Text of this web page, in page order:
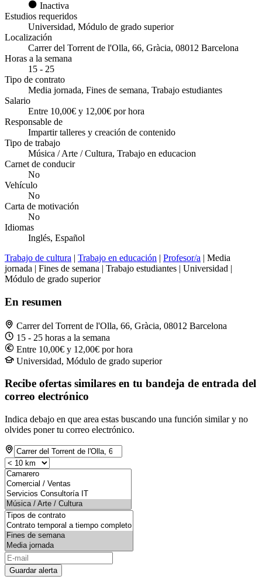
Inactiva
Estudios requeridos
Universidad, Módulo de grado superior
Localización
Carrer del Torrent de l'Olla, 66, Gràcia, 08012 Barcelona
Horas a la semana
15 - 25
Tipo de contrato
Media jornada, Fines de semana, Trabajo estudiantes
Salario
Entre 10,00€ y 12,00€ por hora
Responsable de
Impartir talleres y creación de contenido
Tipo de trabajo
Música / Arte / Cultura, Trabajo en educacion
Carnet de conducir
No
Vehículo
No
Carta de motivación
No
Idiomas
Inglés, Español
Trabajo de cultura | Trabajo en educación | Profesor/a | Media
jornada | Fines de semana | Trabajo estudiantes | Universidad |
Módulo de grado superior
En resumen
Carrer del Torrent de l'Olla, 66, Gràcia, 08012 Barcelona
15 - 25 horas a la semana
Entre 10,00€ y 12,00€ por hora
Universidad, Módulo de grado superior
Recibe ofertas similares en tu bandeja de entrada del
correo electrónico
Indica debajo en que area estas buscando una función similar y no
olvides poner tu correo electrónico.
Guardar alerta